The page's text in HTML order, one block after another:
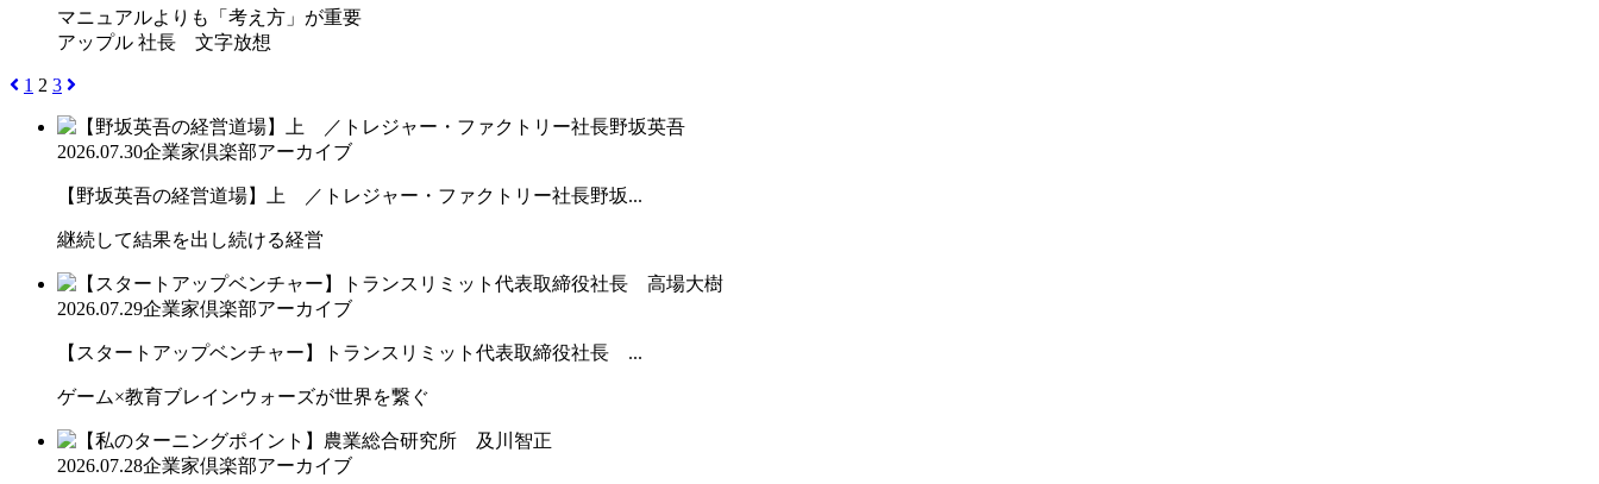
マニュアルよりも「考え方」が重要
アップル 社長 文字放想
1 2 3
2026.07.30企業家倶楽部アーカイブ
【野坂英吾の経営道場】上 ／トレジャー・ファクトリー社長野坂...
継続して結果を出し続ける経営
2026.07.29企業家倶楽部アーカイブ
【スタートアップベンチャー】トランスリミット代表取締役社長 ...
ゲーム×教育ブレインウォーズが世界を繋ぐ
2026.07.28企業家倶楽部アーカイブ